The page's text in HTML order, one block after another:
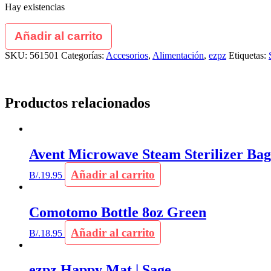
Hay existencias
Añadir al carrito
SKU: 561501 Categorías: Accesorios, Alimentación, ezpz Etiquetas:
Productos relacionados
Avent Microwave Steam Sterilizer
B/.19.95 Añadir al carrito
Comotomo Bottle 8oz Green
B/.18.95 Añadir al carrito